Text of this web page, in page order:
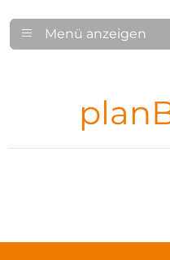
Menü anzeigen